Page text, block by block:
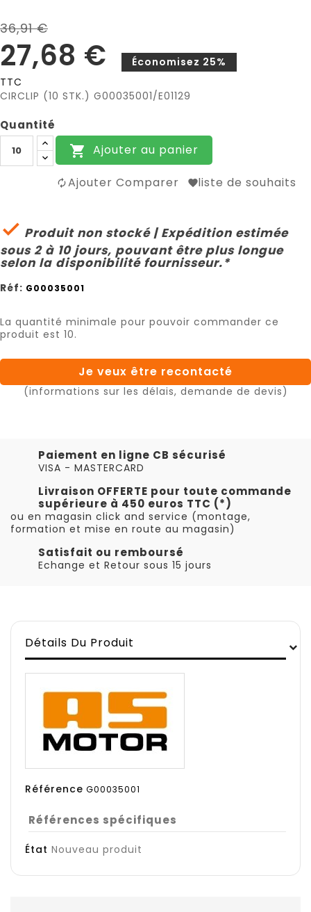
36,91 €
27,68 €
Économisez 25%
TTC
CIRCLIP (10 STK.) G00035001/E01129
Quantité
 Ajouter au panier
Ajouter Comparer liste de souhaits
 Produit non stocké | Expédition estimée
sous 2 à 10 jours, pouvant être plus longue
selon la disponibilité fournisseur.*
Réf: G00035001
La quantité minimale pour pouvoir commander ce
produit est 10.
Je veux être recontacté
(informations sur les délais, demande de devis)
Paiement en ligne CB sécurisé
VISA - MASTERCARD
Livraison OFFERTE pour toute commande
supérieure à 450 euros TTC (*)
ou en magasin click and service (montage,
formation et mise en route au magasin)
Satisfait ou remboursé
Echange et Retour sous 15 jours
Détails Du Produit
Référence G00035001
Références spécifiques
État Nouveau produit